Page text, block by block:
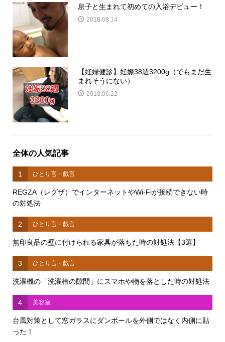
息子と生まれて初めての入浴デビュー！
2018.08.14
【妊婦健診】妊娠38週3200g（でもまだ生
まれそうにない）
2018.06.22
全体の人気記事
1 ひとり言・戯言
REGZA（レグザ）でインターネットやWi-Fiが接続できない時
の対処法
2 ひとり言・戯言
無印良品の壁に付けられる家具が落ちた時の対処法【3選】
3 ひとり言・戯言
洗濯機の「洗濯槽の隙間」にスマホや物を落とした時の対処法
4 美容室
台風対策として窓ガラスにダンボールを外側ではなく内側に貼
った！